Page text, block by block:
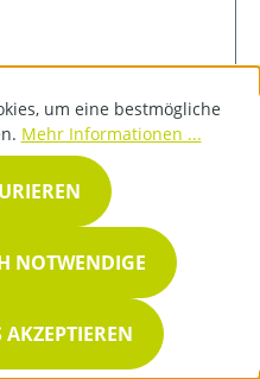
um eine bestmögliche
Mehr Informationen ...
NOTWENDIGE